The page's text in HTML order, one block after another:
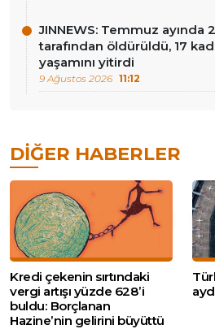
JINNEWS: Temmuz ayında
tarafından öldürüldü, 17
yaşamını yitirdi
9 Ağustos 2026 11:12
DIĞER HABERLER
Kredi çekenin sırtındaki
vergi artışı yüzde 628’i
buldu: Borçlanan
Hazine’nin gelirini büyüttü